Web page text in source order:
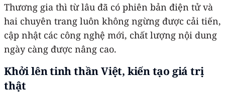
Thương gia thì từ lâu đã có phiên bản điện tử và
hai chuyên trang luôn không ngừng được cải tiến,
cập nhật các công nghệ mới, chất lượng nội dung
ngày càng được nâng cao.
Khởi lên tinh thần Việt, kiến tạo giá trị
thật